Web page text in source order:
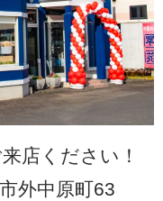
店ください！
外中原町63